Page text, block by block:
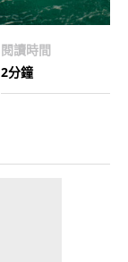
閱讀時間
2分鐘